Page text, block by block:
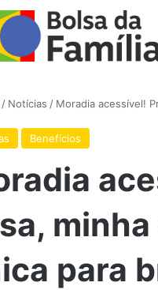
/ Notícias / Moradia acessível!
Benefícios
para